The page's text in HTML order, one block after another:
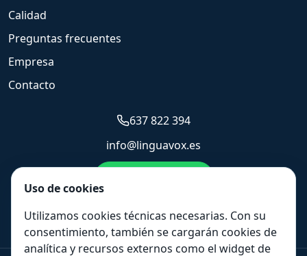
Calidad
Preguntas frecuentes
Empresa
Contacto
637 822 394
info@linguavox.es
Solicitar presupuesto
Uso de cookies
Utilizamos cookies técnicas necesarias. Con su
consentimiento, también se cargarán cookies de
analítica y recursos externos como el widget de